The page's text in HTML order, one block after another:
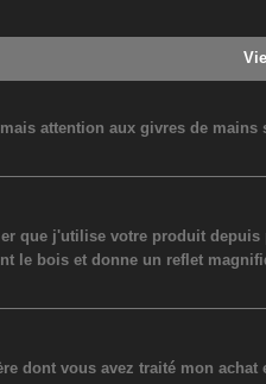
attention aux givres de
que j'utilise votre produit depuis
le bois et donne un reflet
dont vous avez traité mon achat